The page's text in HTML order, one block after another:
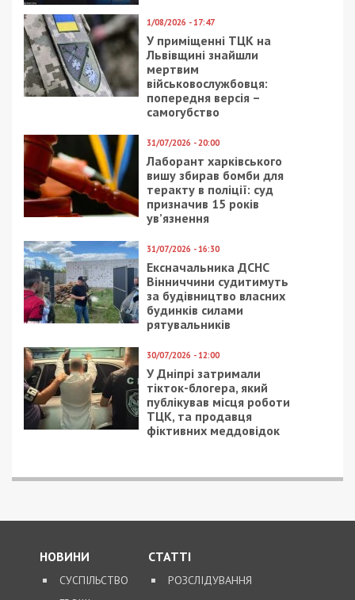
1/08/2026 - 17:47
У приміщенні ТЦК на
Львівщині знайшли
мертвим
військовослужбовця:
попередня версія –
самогубство
31/07/2026 - 20:00
Лаборант харківського
вишу збирав бомби для
теракту в поліції: суд
призначив 15 років
ув’язнення
31/07/2026 - 16:30
Ексначальника ДСНС
Вінниччини судитимуть
за будівництво власних
будинків силами
рятувальників
30/07/2026 - 12:00
У Дніпрі затримали
тікток-блогера, який
публікував місця роботи
ТЦК, та продавця
фіктивних меддовідок
НОВИНИ
СУСПІЛЬСТВО
СТАТТІ
РОЗСЛІДУВАННЯ